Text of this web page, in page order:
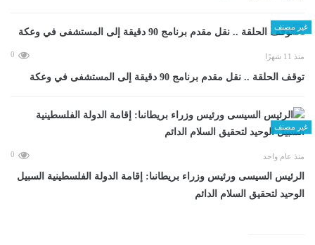
غير مصنف
منذ 11 شهرًا 0
توقف الحلقة .. نقل مقدم برنامج 90 دقيقة إلى المستشفى في وعكة
غير مصنف
منذ عام واحد 0
الرئيس السيسى ورئيس وزراء بريطانىا: إقامة الدولة الفلسطينية السبيل
الوحيد لتحقيق السلام الدائم